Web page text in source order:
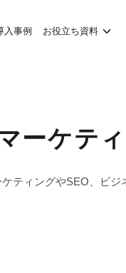
入事例 お役立ち資料
ーケテ
ティングやSEO、 ビジ